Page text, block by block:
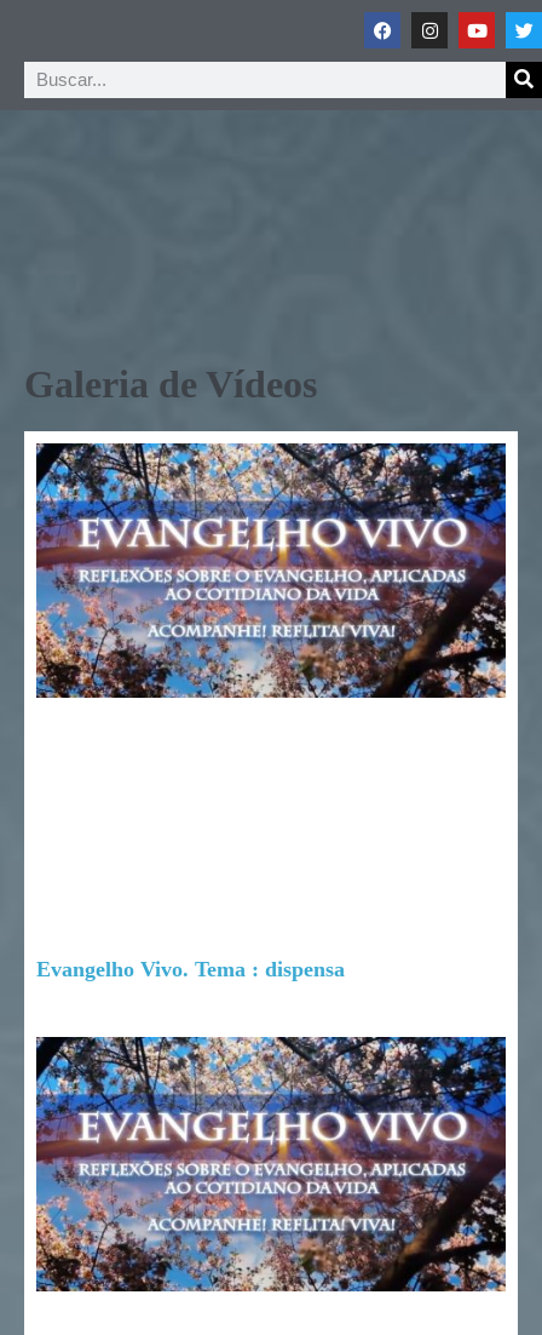
Galeria de Vídeos
Evangelho Vivo. Tema : dispensa